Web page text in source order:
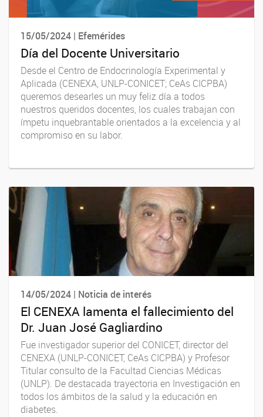
15/05/2024 | Efemérides
Día del Docente Universitario
Desde el Centro de Endocrinología Experimental y
Aplicada (CENEXA, UNLP-CONICET; CeAs CICPBA)
queremos desearles un muy feliz día a todos
nuestros queridos docentes, los cuales trabajan con
ímpetu inquebrantable orientados a la excelencia y al
compromiso en su labor.
14/05/2024 | Noticia de interés
El CENEXA lamenta el fallecimiento del
Dr. Juan José Gagliardino
Fue investigador superior del CONICET, director del
CENEXA (UNLP-CONICET, CeAs CICPBA) y Profesor
Titular consulto de la Facultad Ciencias Médicas
(UNLP). De destacada trayectoria en Investigación en
todos los ámbitos de la salud y la educación en
diabetes.